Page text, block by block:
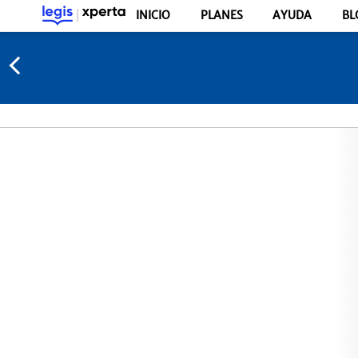
INICIO PLANES AYUDA